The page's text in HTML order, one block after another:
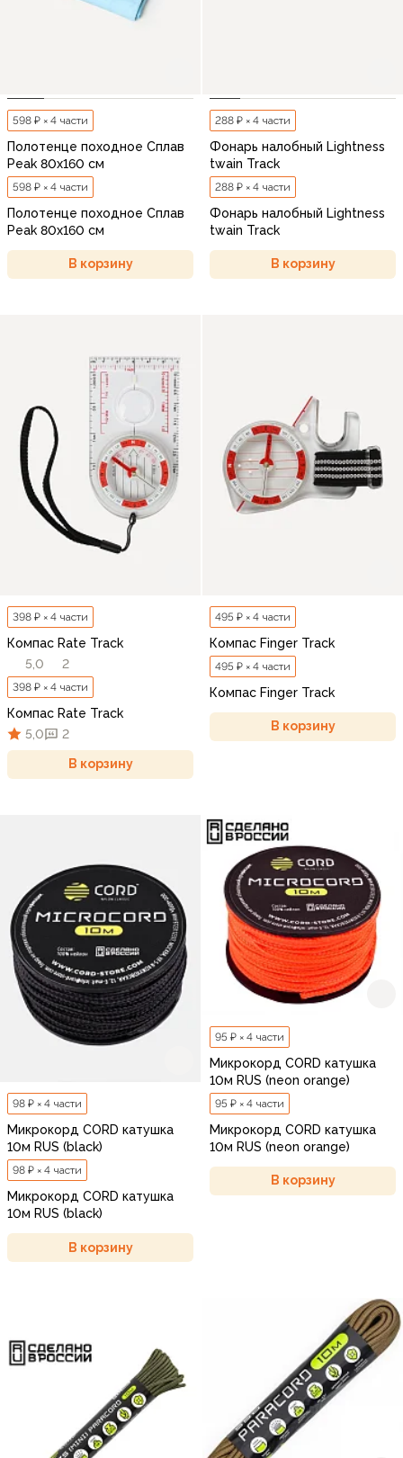
598 ₽ × 4 части
Полотенце походное Сплав
Peak 80х160 см
598 ₽ × 4 части
Полотенце походное Сплав
Peak 80х160 см
В корзину
288 ₽ × 4 части
Фонарь налобный Lightness
twain Track
288 ₽ × 4 части
Фонарь налобный Lightness
twain Track
В корзину
398 ₽ × 4 части
Компас Rate Track
5,0
2
398 ₽ × 4 части
Компас Rate Track
5,0
2
В корзину
495 ₽ × 4 части
Компас Finger Track
495 ₽ × 4 части
Компас Finger Track
В корзину
98 ₽ × 4 части
Микрокорд CORD катушка
10м RUS (black)
98 ₽ × 4 части
Микрокорд CORD катушка
10м RUS (black)
В корзину
95 ₽ × 4 части
Микрокорд CORD катушка
10м RUS (neon orange)
95 ₽ × 4 части
Микрокорд CORD катушка
10м RUS (neon orange)
В корзину